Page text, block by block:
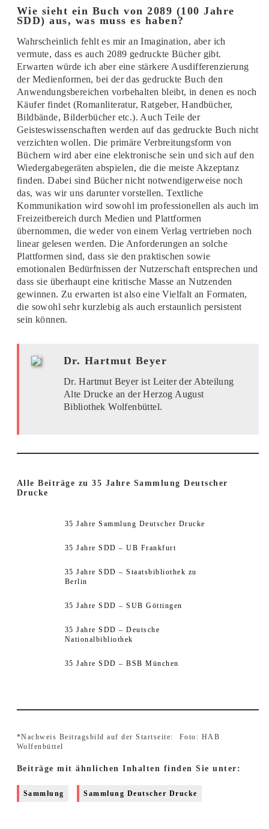
Wie sieht ein Buch von 2089 (100 Jahre
SDD) aus, was muss es haben?
Wahrscheinlich fehlt es mir an Imagination, aber ich
vermute, dass es auch 2089 gedruckte Bücher gibt.
Erwarten würde ich aber eine stärkere Ausdifferenzierung
der Medienformen, bei der das gedruckte Buch den
Anwendungsbereichen vorbehalten bleibt, in denen es noch
Käufer findet (Romanliteratur, Ratgeber, Handbücher,
Bildbände, Bilderbücher etc.). Auch Teile der
Geisteswissenschaften werden auf das gedruckte Buch nicht
verzichten wollen. Die primäre Verbreitungsform von
Büchern wird aber eine elektronische sein und sich auf den
Wiedergabegeräten abspielen, die die meiste Akzeptanz
finden. Dabei sind Bücher nicht notwendigerweise noch
das, was wir uns darunter vorstellen. Textliche
Kommunikation wird sowohl im professionellen als auch im
Freizeitbereich durch Medien und Plattformen
übernommen, die weder von einem Verlag vertrieben noch
linear gelesen werden. Die Anforderungen an solche
Plattformen sind, dass sie den praktischen sowie
emotionalen Bedürfnissen der Nutzerschaft entsprechen und
dass sie überhaupt eine kritische Masse an Nutzenden
gewinnen. Zu erwarten ist also eine Vielfalt an Formaten,
die sowohl sehr kurzlebig als auch erstaunlich persistent
sein können.
Dr. Hartmut Beyer
Dr. Hartmut Beyer ist Leiter der Abteilung
Alte Drucke an der Herzog August
Bibliothek Wolfenbüttel.
Alle Beiträge zu 35 Jahre Sammlung Deutscher
Drucke
35 Jahre Sammlung Deutscher Drucke
35 Jahre SDD – UB Frankfurt
35 Jahre SDD – Staatsbibliothek zu
Berlin
35 Jahre SDD – SUB Göttingen
35 Jahre SDD – Deutsche
Nationalbibliothek
35 Jahre SDD – BSB München
*Nachweis Beitragsbild auf der Startseite:
Foto: HAB
Wolfenbüttel
Beiträge mit ähnlichen Inhalten finden Sie unter:
Sammlung Sammlung Deutscher Drucke